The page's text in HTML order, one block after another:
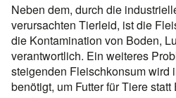
Neben dem, durch die
verursachten Tierleid, ist die
die Kontamination von Boden,
verantwortlich. Ein weiteres
steigenden Fleischkonsum wird
benötigt, um Futter für Tiere